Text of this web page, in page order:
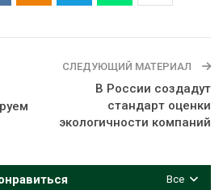
СЛЕДУЮЩИЙ МАТЕРИАЛ
В России создадут
стандарт оценки
экологичности компаний
Все